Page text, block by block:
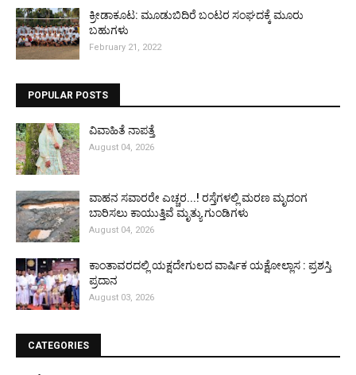
ಕ್ರೀಡಾಕೂಟ: ಮೂಡುಬಿದಿರೆ ಬಂಟರ ಸಂಘದಕ್ಕೆ ಮೂರು
ಬಹುಗಳು
February 21, 2022
POPULAR POSTS
ವಿವಾಹಿತೆ ನಾಪತ್ತೆ
August 04, 2026
ವಾಹನ ಸವಾರರೇ ಎಚ್ಚರ...! ರಸ್ತೆಗಳಲ್ಲಿ ಮರಣ ಮೃದಂಗ
ಬಾರಿಸಲು ಕಾಯುತ್ತಿವೆ ಮೃತ್ಯು ಗುಂಡಿಗಳು
August 04, 2026
ಕಾಂತಾವರದಲ್ಲಿ ಯಕ್ಷದೇಗುಲದ ವಾರ್ಷಿಕ ಯಕ್ಷೋಲ್ಲಾಸ : ಪ್ರಶಸ್ತಿ
ಪ್ರದಾನ
August 03, 2026
CATEGORIES